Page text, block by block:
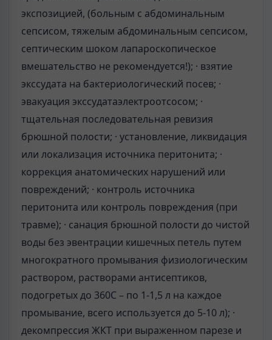
экспозицией, (больным с абдоминальным
сепсисом, тяжелым абдоминальным сепсисом,
септическим шоком лапароскопическое
вмешательство не рекомендуется!); · взятие
экссудата на бактериологический посев; ·
эвакуация экссудатаэлектроотсосом; ·
тщательная последовательная ревизия
брюшной полости; · установление, ликвидация
или локализация источника перитонита; ·
коррекция анатомических нарушений или
повреждений; · контроль источника
перитонита или контроль повреждения (при
травме); · санация брюшной полости до чистой
воды без эвентрации кишечных петель путем
многократного промывания физиологическим
раствором, растворами антисептиков,
подогретых до 360С – по 1-1,5 л на каждое
промывание, всего используется до 5-10 л); ·
декомпрессия ЖКТ при выраженном парезе и